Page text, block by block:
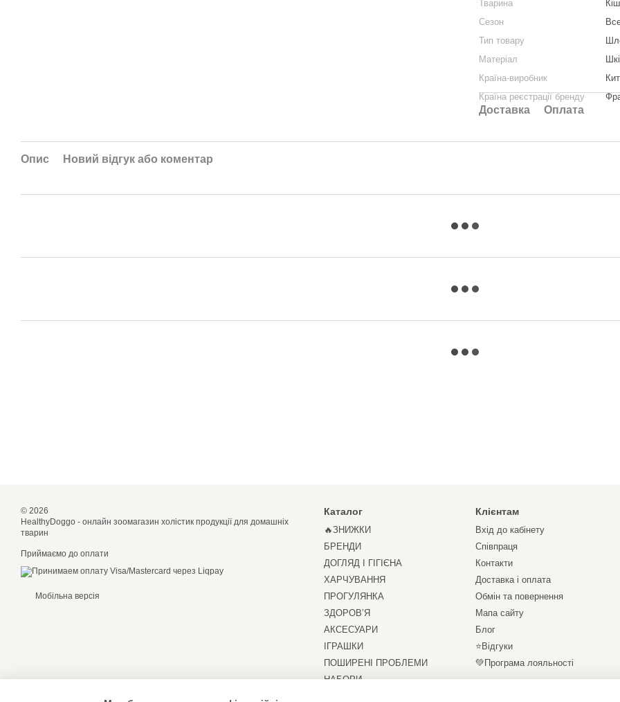
Тварина
Сезон
Тип товару
Матеріал
Країна-виробник
Країна реєстрації бренду
Доставка Оплата
Опис Новий відгук або коментар
© 2026
HealthyDoggo - онлайн зоомагазин холістик продукції для домашніх
тварин
Приймаємо до оплати
Мобільна версія
Каталог
🔥ЗНИЖКИ
БРЕНДИ
ДОГЛЯД І ГІГІЄНА
ХАРЧУВАННЯ
ПРОГУЛЯНКА
ЗДОРОВ’Я
АКСЕСУАРИ
ІГРАШКИ
ПОШИРЕНІ ПРОБЛЕМИ
НАБОРИ
Клієнтам
Вхід до кабінету
Співпраця
Контакти
Доставка і оплата
Обмін та повернення
Мапа сайту
Блог
⭐Відгуки
💚Програма лояльності